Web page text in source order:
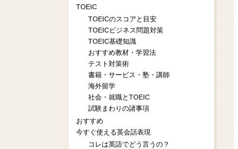
TOEIC
TOEICのスコアと目安
TOEICビジネス問題対策
TOEIC基礎知識
おすすめ教材・学習法
テスト対策術
書籍・サービス・塾・講師
海外留学
社会・就職とTOEIC
試験まわりの諸事項
おすすめ
今すぐ使える英会話表現
コレは英語でどう言うの？